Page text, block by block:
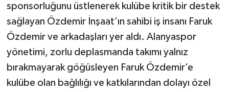
sponsorluğunu üstlenerek kulübe kritik bir destek
sağlayan Özdemir İnşaat’ın sahibi iş insanı Faruk
Özdemir ve arkadaşları yer aldı. Alanyaspor
yönetimi, zorlu deplasmanda takımı yalnız
bırakmayarak göğüsleyen Faruk Özdemir’e
kulübe olan bağlılığı ve katkılarından dolayı özel